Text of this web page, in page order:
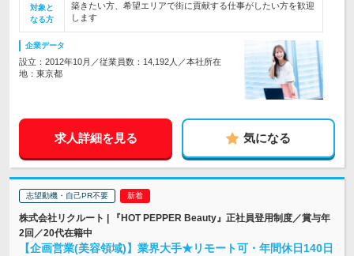
対象と
なる方
築きたい方、希望エリアで街に貢献する仕事がしたい方を歓迎
します
企業データ
設立：2012年10月／従業員数：14,192人／本社所在
地：東京都
求人詳細を見る 気になる
志望動機・自己PR不要
株式会社リクルート | 『HOT PEPPER Beauty』正社員登用制度／賞与年
2回／20代在籍中
【企画営業(美容領域)】業界大手★リモート可・年間休日140日